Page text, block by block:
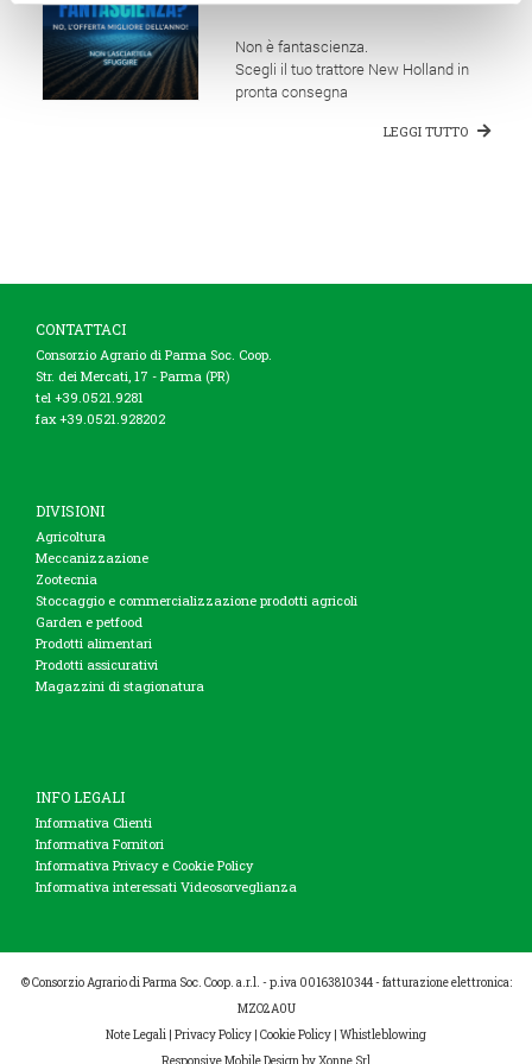
Non è fantascienza.
Scegli il tuo trattore New Holland in
pronta consegna
LEGGI TUTTO
CONTATTACI
Consorzio Agrario di Parma Soc. Coop.
Str. dei Mercati, 17 - Parma (PR)
tel +39.0521.9281
fax +39.0521.928202
DIVISIONI
Agricoltura
Meccanizzazione
Zootecnia
Stoccaggio e commercializzazione prodotti agricoli
Garden e petfood
Prodotti alimentari
Prodotti assicurativi
Magazzini di stagionatura
INFO LEGALI
Informativa Clienti
Informativa Fornitori
Informativa Privacy e Cookie Policy
Informativa interessati Videosorveglianza
© Consorzio Agrario di Parma Soc. Coop. a.r.l. - p.iva 00163810344 - fatturazione elettronica:
MZO2A0U
Note Legali | Privacy Policy | Cookie Policy | Whistleblowing
Responsive Mobile Design by Xonne Srl